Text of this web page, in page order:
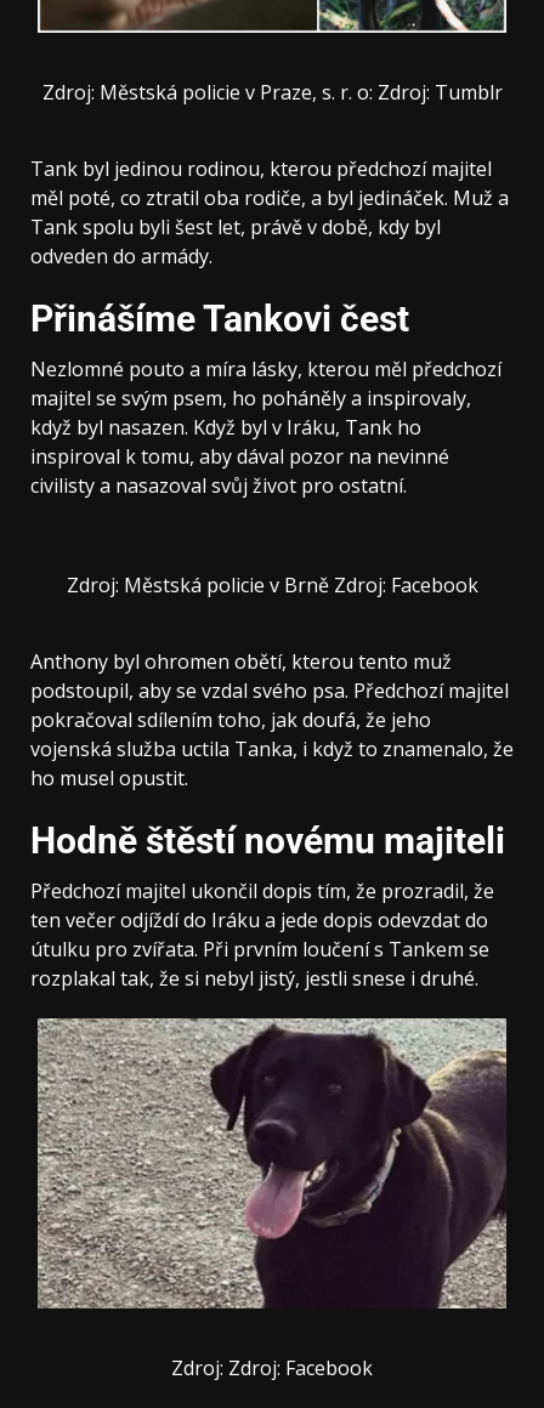
Zdroj: Městská policie v Praze, s. r. o: Zdroj: Tumblr
Tank byl jedinou rodinou, kterou předchozí majitel
měl poté, co ztratil oba rodiče, a byl jedináček. Muž a
Tank spolu byli šest let, právě v době, kdy byl
odveden do armády.
Přinášíme Tankovi čest
Nezlomné pouto a míra lásky, kterou měl předchozí
majitel se svým psem, ho poháněly a inspirovaly,
když byl nasazen. Když byl v Iráku, Tank ho
inspiroval k tomu, aby dával pozor na nevinné
civilisty a nasazoval svůj život pro ostatní.
Zdroj: Městská policie v Brně Zdroj: Facebook
Anthony byl ohromen obětí, kterou tento muž
podstoupil, aby se vzdal svého psa. Předchozí majitel
pokračoval sdílením toho, jak doufá, že jeho
vojenská služba uctila Tanka, i když to znamenalo, že
ho musel opustit.
Hodně štěstí novému majiteli
Předchozí majitel ukončil dopis tím, že prozradil, že
ten večer odjíždí do Iráku a jede dopis odevzdat do
útulku pro zvířata. Při prvním loučení s Tankem se
rozplakal tak, že si nebyl jistý, jestli snese i druhé.
Zdroj: Zdroj: Facebook